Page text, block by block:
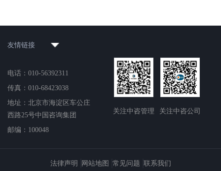
友情链接
电话：010-56392311
传真：010-68423038
地址：北京市海淀区车公庄
西路25号中国咨询集团
邮编：100048
关注中咨管理 关注中咨公司
法律声明 网站地图 常见问题 联系我们